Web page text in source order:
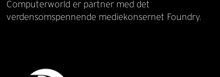
Computerworld er partner med det
verdensomspennende mediekonsernet Foundry.